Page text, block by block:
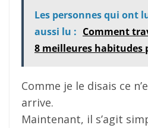
Les personnes qui ont
aussi lu : Comment
8 meilleures habitudes
Comme je le disais ce
arrive.
Maintenant, il s’agit